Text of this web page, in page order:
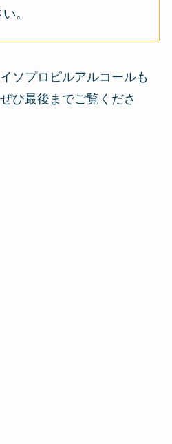
。
ソプロピルアルコールも
ひ最後までご覧くださ